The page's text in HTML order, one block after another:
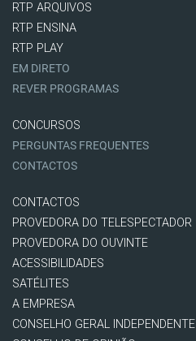
RTP ARQUIVOS
RTP ENSINA
RTP PLAY
EM DIRETO
REVER PROGRAMAS
CONCURSOS
PERGUNTAS FREQUENTES
CONTACTOS
CONTACTOS
PROVEDORA DO TELESPECTADOR
PROVEDORA DO OUVINTE
ACESSIBILIDADES
SATÉLITES
A EMPRESA
CONSELHO GERAL INDEPENDENTE